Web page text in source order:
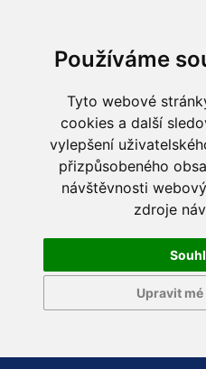
Používáme
Tyto webové
cookies a další
vylepšení
přizpůsobeného
návštěvnosti
zdroje
Upravit